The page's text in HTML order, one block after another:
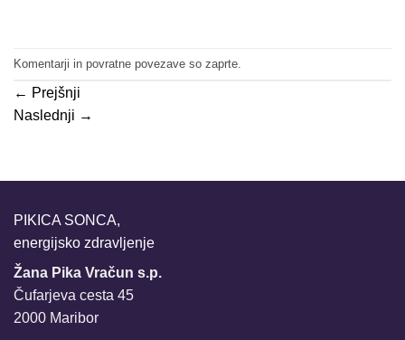
Komentarji in povratne povezave so zaprte.
← Prejšnji
Naslednji →
PIKICA SONCA,
energijsko zdravljenje
Žana Pika Vračun s.p.
Čufarjeva cesta 45
2000 Maribor